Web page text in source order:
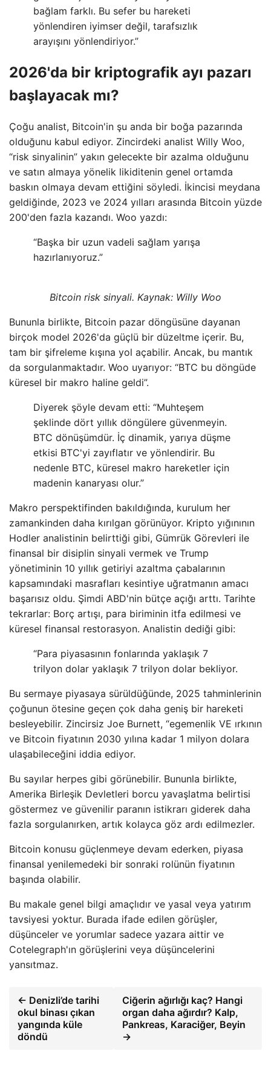
bağlam farklı. Bu sefer bu hareketi
yönlendiren iyimser değil, tarafsızlık
arayışını yönlendiriyor.”
2026'da bir kriptografik ayı pazarı
başlayacak mı?
Çoğu analist, Bitcoin'in şu anda bir boğa pazarında
olduğunu kabul ediyor. Zincirdeki analist Willy Woo,
“risk sinyalinin” yakın gelecekte bir azalma olduğunu
ve satın almaya yönelik likiditenin genel ortamda
baskın olmaya devam ettiğini söyledi. İkincisi meydana
geldiğinde, 2023 ve 2024 yılları arasında Bitcoin yüzde
200'den fazla kazandı. Woo yazdı:
“Başka bir uzun vadeli sağlam yarışa
hazırlanıyoruz.”
Bitcoin risk sinyali. Kaynak: Willy Woo
Bununla birlikte, Bitcoin pazar döngüsüne dayanan
birçok model 2026'da güçlü bir düzeltme içerir. Bu,
tam bir şifreleme kışına yol açabilir. Ancak, bu mantık
da sorgulanmaktadır. Woo uyarıyor: “BTC bu döngüde
küresel bir makro haline geldi”.
Diyerek şöyle devam etti: “Muhteşem
şeklinde dört yıllık döngülere güvenmeyin.
BTC dönüşümdür. İç dinamik, yarıya düşme
etkisi BTC'yi zayıflatır ve yönlendirir. Bu
nedenle BTC, küresel makro hareketler için
madenin kanaryası olur.”
Makro perspektifinden bakıldığında, kurulum her
zamankinden daha kırılgan görünüyor. Kripto yığınının
Hodler analistinin belirttiği gibi, Gümrük Görevleri ile
finansal bir disiplin sinyali vermek ve Trump
yönetiminin 10 yıllık getiriyi azaltma çabalarının
kapsamındaki masrafları kesintiye uğratmanın amacı
başarısız oldu. Şimdi ABD'nin bütçe açığı arttı. Tarihte
tekrarlar: Borç artışı, para biriminin itfa edilmesi ve
küresel finansal restorasyon. Analistin dediği gibi:
“Para piyasasının fonlarında yaklaşık 7
trilyon dolar yaklaşık 7 trilyon dolar bekliyor.
Bu sermaye piyasaya sürüldüğünde, 2025 tahminlerinin
çoğunun ötesine geçen çok daha geniş bir hareketi
besleyebilir. Zincirsiz Joe Burnett, “egemenlik VE ırkının
ve Bitcoin fiyatının 2030 yılına kadar 1 milyon dolara
ulaşabileceğini iddia ediyor.
Bu sayılar herpes gibi görünebilir. Bununla birlikte,
Amerika Birleşik Devletleri borcu yavaşlatma belirtisi
göstermez ve güvenilir paranın istikrarı giderek daha
fazla sorgulanırken, artık kolayca göz ardı edilmezler.
Bitcoin konusu güçlenmeye devam ederken, piyasa
finansal yenilemedeki bir sonraki rolünün fiyatının
başında olabilir.
Bu makale genel bilgi amaçlıdır ve yasal veya yatırım
tavsiyesi yoktur. Burada ifade edilen görüşler,
düşünceler ve yorumlar sadece yazara aittir ve
Cotelegraph'ın görüşlerini veya düşüncelerini
yansıtmaz.
← Denizli’de tarihi
okul binası çıkan
yangında küle
döndü
Ciğerin ağırlığı kaç? Hangi
organ daha ağırdır? Kalp,
Pankreas, Karaciğer, Beyin
→